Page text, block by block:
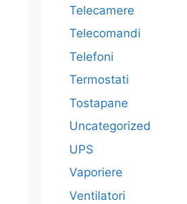
Telecamere
Telecomandi
Telefoni
Termostati
Tostapane
Uncategorized
UPS
Vaporiere
Ventilatori